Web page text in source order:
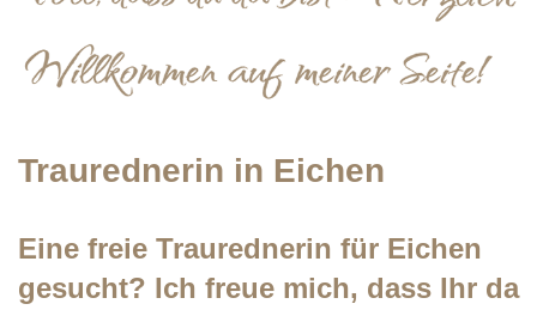
Traurednerin in Eichen
Eine freie Traurednerin für Eichen
gesucht? Ich freue mich, dass Ihr da